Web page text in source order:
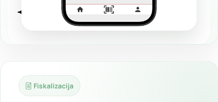
Fiskalizacija